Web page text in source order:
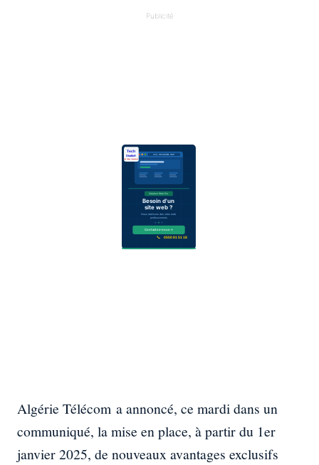
Publicité
Algérie Télécom a annoncé, ce mardi dans un
communiqué, la mise en place, à partir du 1er
janvier 2025, de nouveaux avantages exclusifs